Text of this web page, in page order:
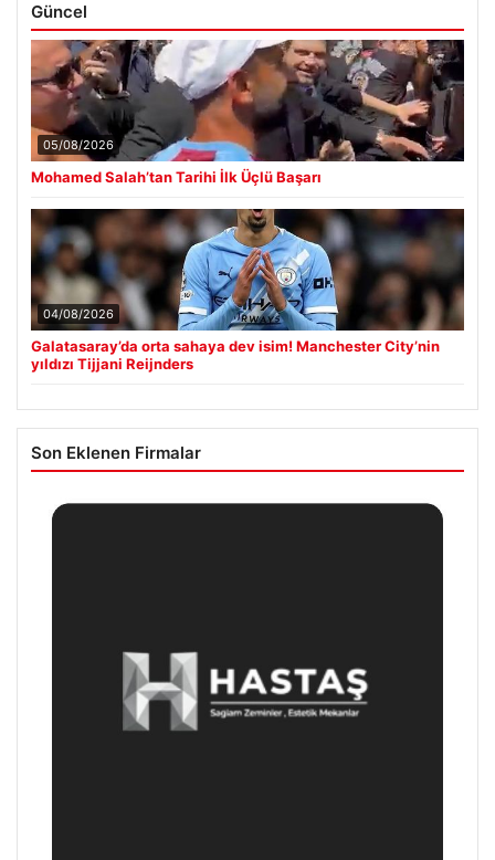
Güncel
05/08/2026
Mohamed Salah’tan Tarihi İlk Üçlü Başarı
04/08/2026
Galatasaray’da orta sahaya dev isim! Manchester City’nin
yıldızı Tijjani Reijnders
Son Eklenen Firmalar